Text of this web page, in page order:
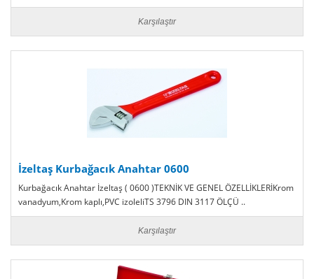
Karşılaştır
İzeltaş Kurbağacık Anahtar 0600
Kurbağacık Anahtar İzeltaş ( 0600 )TEKNİK VE GENEL ÖZELLİKLERİKrom
vanadyum,Krom kaplı,PVC izoleliTS 3796 DIN 3117 ÖLÇÜ ..
Karşılaştır